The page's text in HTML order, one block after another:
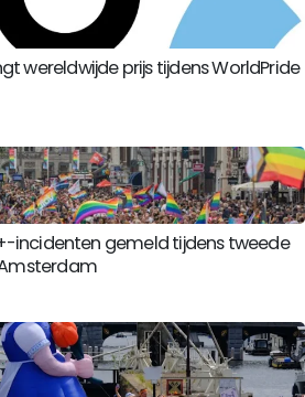
wereldwijde prijs tijdens WorldPride
incidenten gemeld tijdens tweede